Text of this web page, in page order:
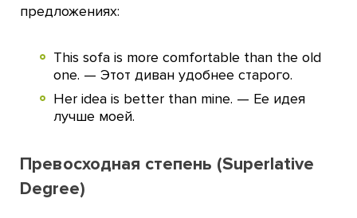
предложениях:
This sofa is more comfortable than the old
one. — Этот диван удобнее старого.
Her idea is better than mine. — Ее идея
лучше моей.
Превосходная степень (Superlative
Degree)